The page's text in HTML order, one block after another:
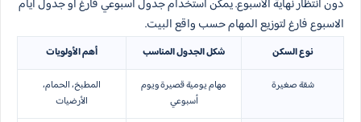
دون انتظار نهاية الأسبوع. يمكن استخدام جدول اسبوعي فارغ أو جدول ايام
الاسبوع فارغ لتوزيع المهام حسب واقع البيت.
نوع السكن شكل الجدول المناسب
أهم الأولويات
شقة صغيرة
مهام يومية قصيرة ويوم
أسبوعي
المطبخ، الحمام،
الأرضيات